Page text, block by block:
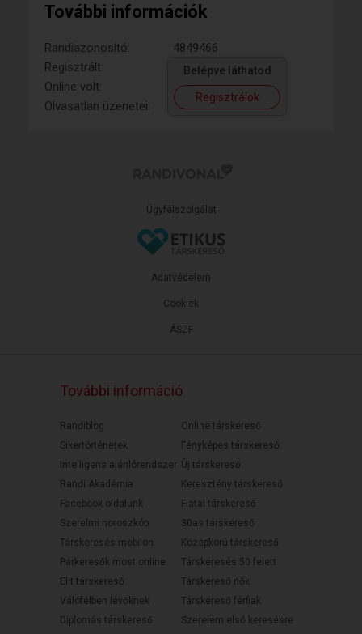
További információk
Randiazonosító:
4849466
Regisztrált:
Online volt:
Olvasatlan üzenetei:
Belépve láthatod
Regisztrálok
Ügyfélszolgálat
ÁSZF
Adatvédelem
Cookiek
További információ
Randiblog
Sikertörténetek
Intelligens ajánlórendszer
Randi Akadémia
Facebook oldalunk
Szerelmi horoszkóp
Társkeresés mobilon
Párkeresők most online
Elit társkereső
Válófélben lévőknek
Diplomás társkereső
Online társkereső
Fényképes társkereső
Új társkereső
Keresztény társkereső
Fiatal társkereső
30as társkereső
Középkorú társkereső
Társkeresés 50 felett
Társkereső nők
Társkereső férfiak
Szerelem első keresésre